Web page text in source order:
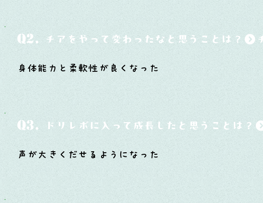
Q2. チアをやって変わったなと思うことは？
身体能力と柔軟性が良くなった
Q3. ドリレボに入って成長したと思うことは？
声が大きくだせるようになった